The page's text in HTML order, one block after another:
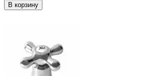
В корзину